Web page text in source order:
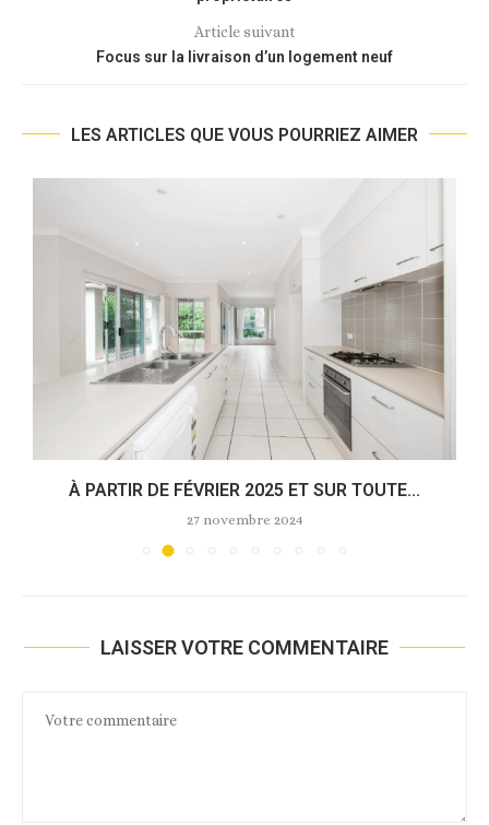
Article suivant
Focus sur la livraison d’un logement neuf
LES ARTICLES QUE VOUS POURRIEZ AIMER
À PARTIR DE FÉVRIER 2025 ET SUR TOUTE...
27 novembre 2024
LAISSER VOTRE COMMENTAIRE